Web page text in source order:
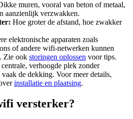
muren, vooral van beton of metaal,
aanzienlijk verzwakken.
Hoe groter de afstand, hoe zwakker
elektronische apparaten zoals
of andere wifi-netwerken kunnen
Zie ook storingen oplossen voor tips.
verhoogde plek zonder
de dekking. Voor meer details,
installatie en plaatsing.
versterker?